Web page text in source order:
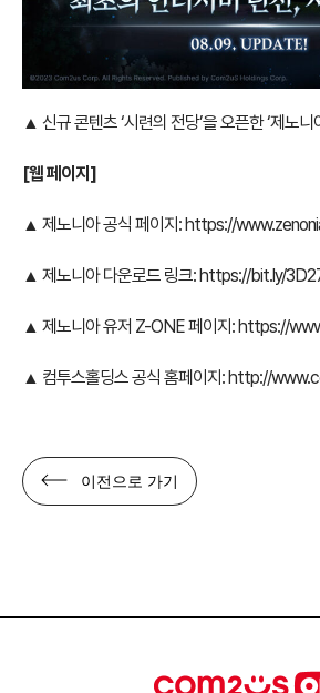
▲ 신규 콘텐츠 ‘시련의 전당’을 오픈한 ‘제노니
[웹 페이지]
▲ 제노니아 공식 페이지:https://
▲ 제노니아 다운로드 링크:https://bit.ly/
▲ 제노니아 유저 Z-ONE 페이지:https://
▲ 컴투스홀딩스 공식 홈페이지:http://
이전으로 가기